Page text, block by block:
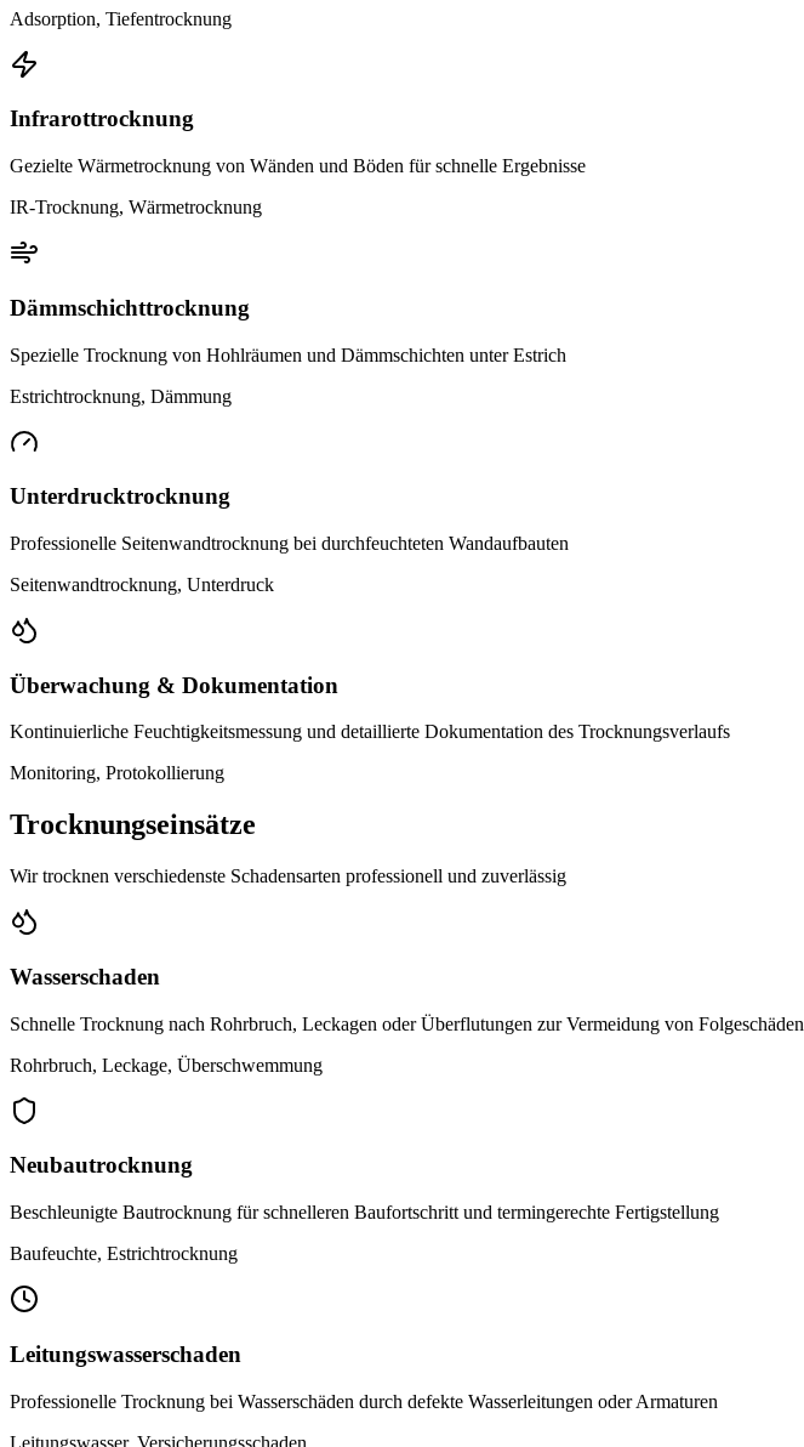
Adsorption, Tiefentrocknung
Infrarottrocknung
Gezielte Wärmetrocknung von Wänden und Böden für schnelle Ergebnisse
IR-Trocknung, Wärmetrocknung
Dämmschichttrocknung
Spezielle Trocknung von Hohlräumen und Dämmschichten unter Estrich
Estrichtrocknung, Dämmung
Unterdrucktrocknung
Professionelle Seitenwandtrocknung bei durchfeuchteten Wandaufbauten
Seitenwandtrocknung, Unterdruck
Überwachung & Dokumentation
Kontinuierliche Feuchtigkeitsmessung und detaillierte Dokumentation des Trocknungsverlaufs
Monitoring, Protokollierung
Trocknungseinsätze
Wir trocknen verschiedenste Schadensarten professionell und zuverlässig
Wasserschaden
Schnelle Trocknung nach Rohrbruch, Leckagen oder Überflutungen zur Vermeidung von Folgeschäden
Rohrbruch, Leckage, Überschwemmung
Neubautrocknung
Beschleunigte Bautrocknung für schnelleren Baufortschritt und termingerechte Fertigstellung
Baufeuchte, Estrichtrocknung
Leitungswasserschaden
Professionelle Trocknung bei Wasserschäden durch defekte Wasserleitungen oder Armaturen
Leitungswasser, Versicherungsschaden